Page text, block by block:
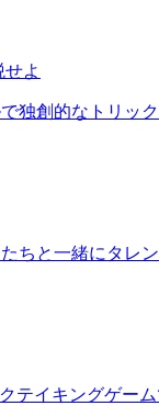
よ
独創的なトリッ
ちと一緒にタレ
テイキングゲー